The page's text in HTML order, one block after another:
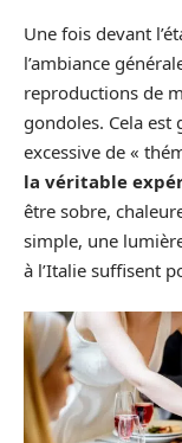
Une fois devant
l’ambiance
reproductions de
gondoles. Cela est
excessive de «
la véritable
être sobre,
simple, une
à l’Italie suffisent